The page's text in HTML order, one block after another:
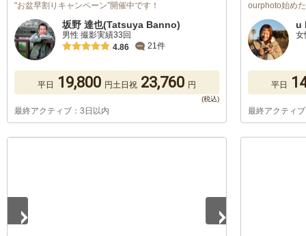
"お盆早割りキャンペーン”開催中です！
坂野 達也(Tatsuya Banno)
男性 撮影実績33回
4.86
21件
平日 19,800 円土日祝 23,760 円
最終アクティブ：3日以内
ourphoto始め
u
女
平日
最終アクティ